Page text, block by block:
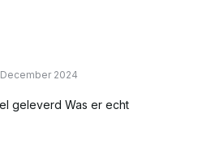
Uitverkocht
2024
geleverd Was er echt